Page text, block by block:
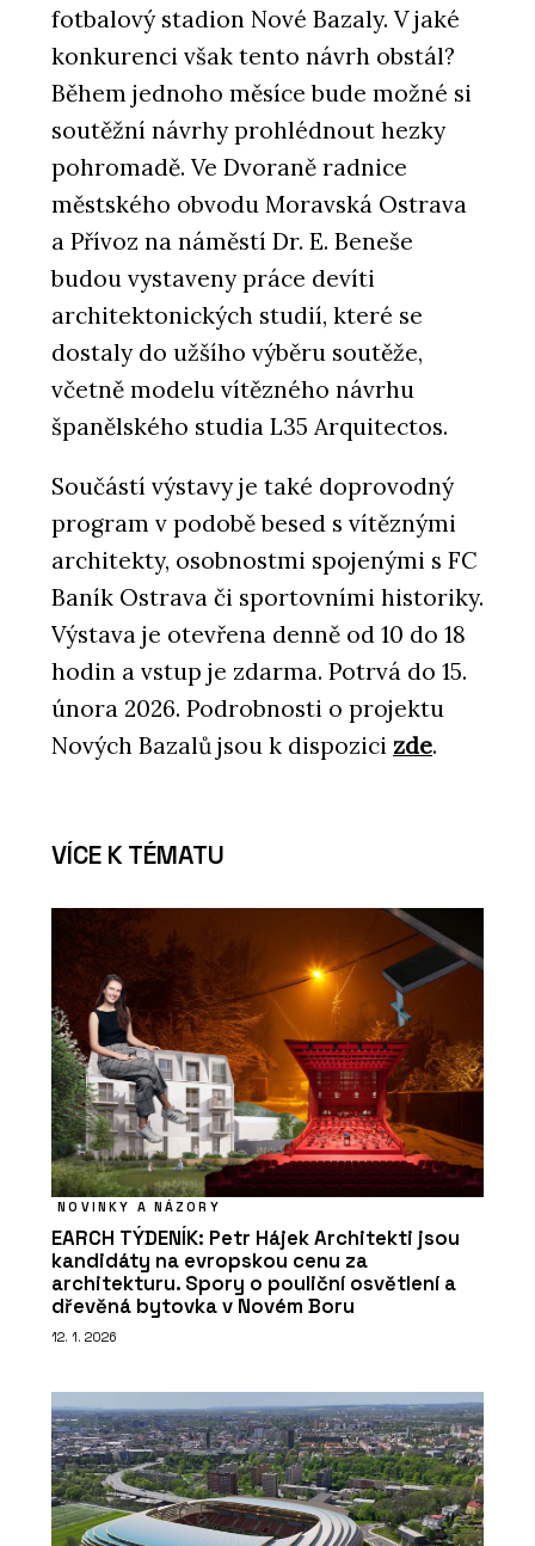
fotbalový stadion Nové Bazaly. V jaké
konkurenci však tento návrh obstál?
Během jednoho měsíce bude možné si
soutěžní návrhy prohlédnout hezky
pohromadě. Ve Dvoraně radnice
městského obvodu Moravská Ostrava
a Přívoz na náměstí Dr. E. Beneše
budou vystaveny práce devíti
architektonických studií, které se
dostaly do užšího výběru soutěže,
včetně modelu vítězného návrhu
španělského studia L35 Arquitectos.
Součástí výstavy je také doprovodný
program v podobě besed s vítěznými
architekty, osobnostmi spojenými s FC
Baník Ostrava či sportovními historiky.
Výstava je otevřena denně od 10 do 18
hodin a vstup je zdarma. Potrvá do 15.
února 2026. Podrobnosti o projektu
Nových Bazalů jsou k dispozici zde.
VÍCE K TÉMATU
NOVINKY A NÁZORY
EARCH TÝDENÍK: Petr Hájek Architekti jsou
kandidáty na evropskou cenu za
architekturu. Spory o pouliční osvětlení a
dřevěná bytovka v Novém Boru
12. 1. 2026